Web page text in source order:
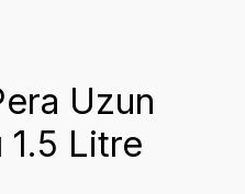
Uzun
1.5 Litre